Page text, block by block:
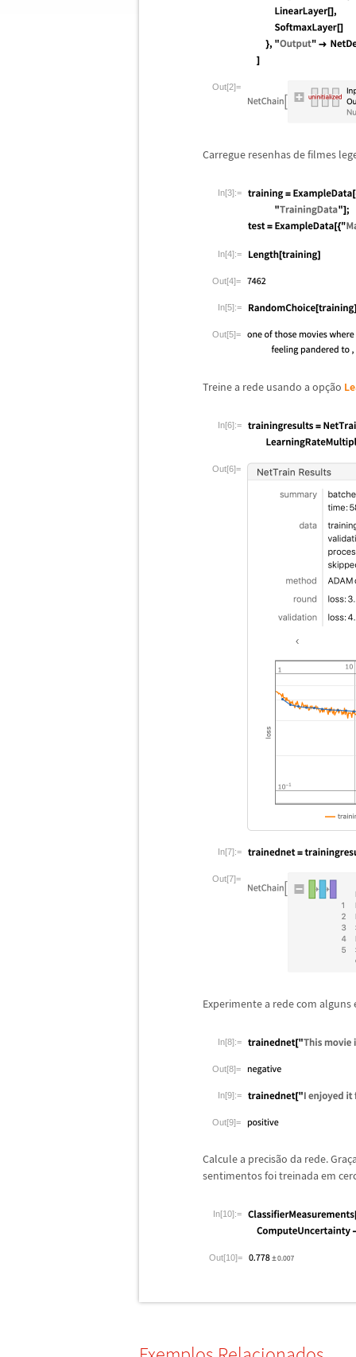
Out[2]=
Carregue resenhas de filmes
In[3]:=
In[4]:=
Out[4]=
In[5]:=
Out[5]=
Treine a rede usando a opção
In[6]:=
Out[6]=
In[7]:=
Out[7]=
Experimente a rede com alguns
In[8]:=
Out[8]=
In[9]:=
Out[9]=
Calcule a precisão da rede. Graç
sentimentos foi treinada em
In[10]:=
Out[10]=